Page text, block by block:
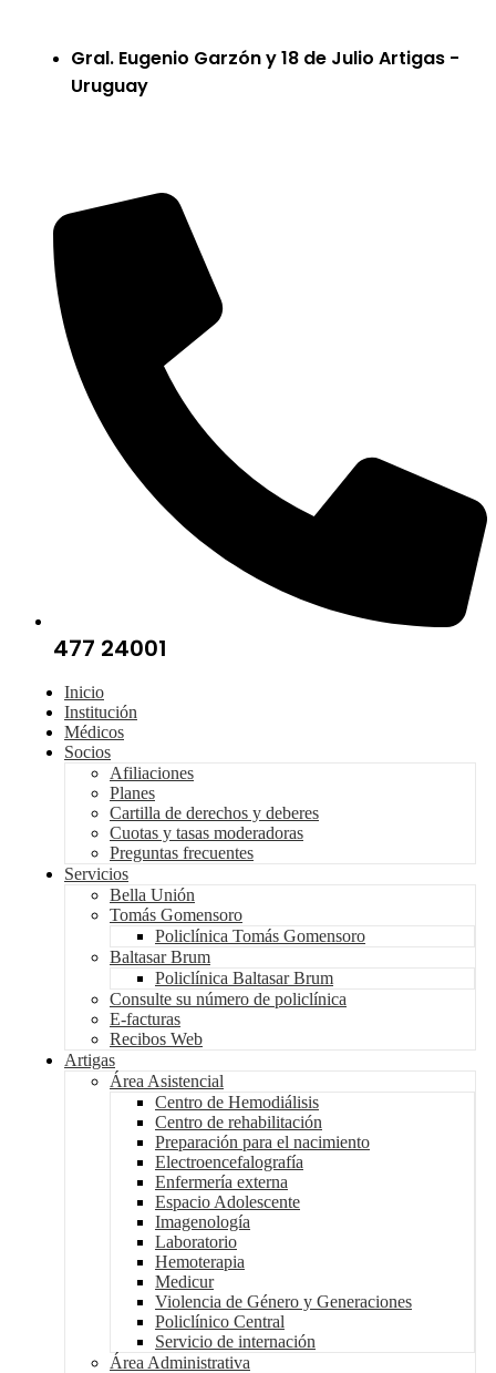
Gral. Eugenio Garzón y 18 de Julio Artigas -
Uruguay
477 24001
Inicio
Institución
Médicos
Socios
Afiliaciones
Planes
Cartilla de derechos y deberes
Cuotas y tasas moderadoras
Preguntas frecuentes
Servicios
Bella Unión
Tomás Gomensoro
Policlínica Tomás Gomensoro
Baltasar Brum
Policlínica Baltasar Brum
Consulte su número de policlínica
E-facturas
Recibos Web
Artigas
Área Asistencial
Centro de Hemodiálisis
Centro de rehabilitación
Preparación para el nacimiento
Electroencefalografía
Enfermería externa
Espacio Adolescente
Imagenología
Laboratorio
Hemoterapia
Medicur
Violencia de Género y Generaciones
Policlínico Central
Servicio de internación
Área Administrativa